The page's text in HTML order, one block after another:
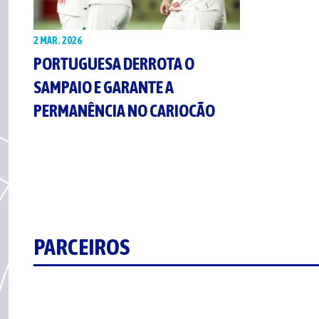
2 MAR. 2026
PORTUGUESA DERROTA O
SAMPAIO E GARANTE A
PERMANÊNCIA NO CARIOCÃO
PARCEIROS